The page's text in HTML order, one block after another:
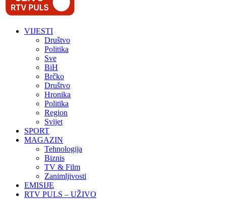
VIJESTI
Društvo
Politika
Sve
BiH
Brčko
Društvo
Hronika
Politika
Region
Svijet
SPORT
MAGAZIN
Tehnologija
Biznis
TV & Film
Zanimljivosti
EMISIJE
RTV PULS – UŽIVO